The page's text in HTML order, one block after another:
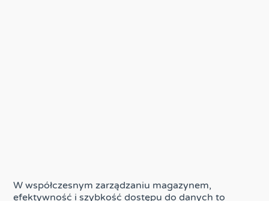
W współczesnym zarządzaniu magazynem,
efektywność i szybkość dostępu do danych to